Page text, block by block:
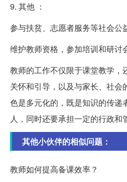
9. 其他 ：
参与扶贫、志愿者服务等社会公
维护教师资格，参加培训和研讨
教师的工作不仅限于课堂教学，
关怀和引导，以及与家长、社会
色是多元化的，既是知识的传递
人，同时还要承担一定的行政和
其他小伙伴的相似问题：
教师如何提高备课效率？